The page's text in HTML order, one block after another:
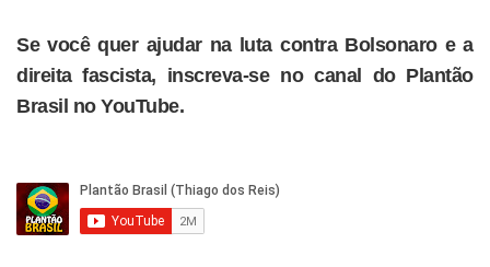
Se você quer ajudar na luta contra Bolsonaro e a
direita fascista, inscreva-se no canal do Plantão
Brasil no YouTube.